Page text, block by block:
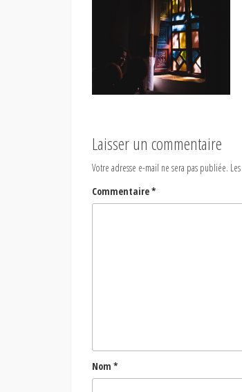
Laisser un commentaire
Votre adresse e-mail ne sera pas publiée.
Commentaire*
Nom *